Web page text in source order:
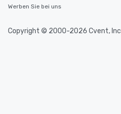
Werben Sie bei uns
Copyright © 2000-2026 Cvent,